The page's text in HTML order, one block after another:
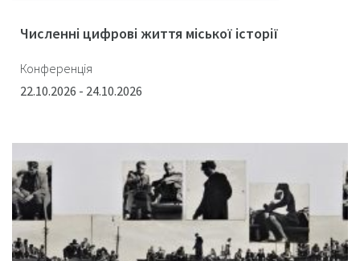
Численні цифрові життя міської історії
Конференція
22.10.2026 - 24.10.2026